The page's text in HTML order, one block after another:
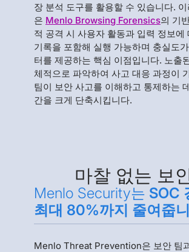
장 분석 도구를 활용할 수 있습니다.
은 Menlo Browsing Forensics의 기
적 공격 시 사용자 활동과 입력 정보에
기록을 포함해 실행 가능하며 충실도
터를 제공하는 핵심 이점입니다. 노출
체적으로 파악하여 사고 대응 과정이
팀이 보안 사고를 이해하고 통제하는
간을 크게 단축시킵니다.
마찰 없는 보
Menlo Security는 SOC
최대 80%까지 줄여줍
Menlo Threat Prevention은 보안 팀